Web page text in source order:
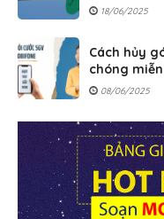
18/06/2025
Cách hủy
chóng
08/06/2025